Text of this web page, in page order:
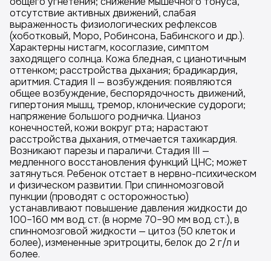
отсутствие активных движений, слабая
выраженность физиологических рефлексов
(хоботковый, Моро, Робинсона, Бабинского и др.).
Характерны нистагм, косоглазие, симптом
заходящего солнца. Кожа бледная, с цианотичным
оттенком; расстройства дыхания; брадикардия,
аритмия. Стадия II — возбуждения: появляются
общее возбуждение, беспорядочность движений,
гипертония мышц, тремор, клонические судороги;
напряжение большого родничка. Цианоз
конечностей, кожи вокруг рта; нарастают
расстройства дыхания, отмечается тахикардия.
Возникают парезы и параличи. Стадия III —
медленного восстановления функций ЦНС; может
затянуться. Ребенок отстает в нервно-психическом
и физическом развитии. При спинномозговой
пункции (проводят с осторожностью)
устанавливают повышение давления жидкости до
100–160 мм вод. ст. (в норме 70–90 мм вод. ст.), в
спинномозговой жидкости — цитоз (50 клеток и
более), измененные эритроциты, белок до 2 г/л и
более.